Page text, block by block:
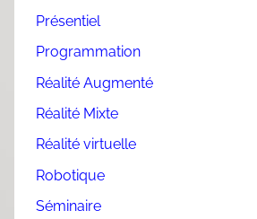
Présentiel
Programmation
Réalité Augmenté
Réalité Mixte
Réalité virtuelle
Robotique
Séminaire